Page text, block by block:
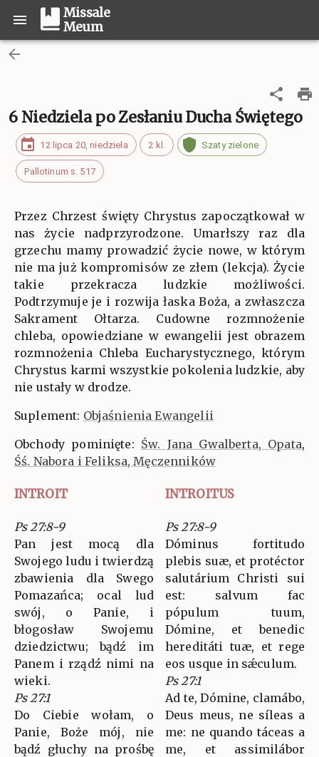
Missale
Meum
6 Niedziela po Zesłaniu Ducha Świętego
12 lipca 20, niedziela 2 kl. Szaty zielone
Pallotinum s. 517
Przez Chrzest święty Chrystus zapoczątkował w
nas życie nadprzyrodzone. Umarłszy raz dla
grzechu mamy prowadzić życie nowe, w którym
nie ma już kompromisów ze złem (lekcja). Życie
takie przekracza ludzkie możliwości.
Podtrzymuje je i rozwija łaska Boża, a zwłaszcza
Sakrament Ołtarza. Cudowne rozmnożenie
chleba, opowiedziane w ewangelii jest obrazem
rozmnożenia Chleba Eucharystycznego, którym
Chrystus karmi wszystkie pokolenia ludzkie, aby
nie ustały w drodze.
Suplement: Objaśnienia Ewangelii
Obchody pominięte: Św. Jana Gwalberta, Opata,
Śś. Nabora i Feliksa, Męczenników
INTROIT INTROITUS
Ps 27:8-9
Pan jest mocą dla
Swojego ludu i twierdzą
zbawienia dla Swego
Pomazańca; ocal lud
swój, o Panie, i
błogosław Swojemu
dziedzictwu; bądź im
Panem i rządź nimi na
wieki.
Ps 27:1
Do Ciebie wołam, o
Panie, Boże mój, nie
bądź głuchy na prośbę
Ps 27:8-9
Dóminus fortitudo
plebis suæ, et protéctor
salutárium Christi sui
est: salvum fac
pópulum tuum,
Dómine, et benedic
hereditáti tuæ, et rege
eos usque in sǽculum.
Ps 27:1
Ad te, Dómine, clamábo,
Deus meus, ne síleas a
me: ne quando táceas a
me, et assimilábor